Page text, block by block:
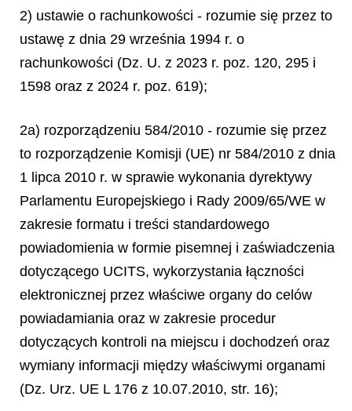
2) ustawie o rachunkowości - rozumie się przez to
ustawę z dnia 29 września 1994 r. o
rachunkowości (Dz. U. z 2023 r. poz. 120, 295 i
1598 oraz z 2024 r. poz. 619);
2a) rozporządzeniu 584/2010 - rozumie się przez
to rozporządzenie Komisji (UE) nr 584/2010 z dnia
1 lipca 2010 r. w sprawie wykonania dyrektywy
Parlamentu Europejskiego i Rady 2009/65/WE w
zakresie formatu i treści standardowego
powiadomienia w formie pisemnej i zaświadczenia
dotyczącego UCITS, wykorzystania łączności
elektronicznej przez właściwe organy do celów
powiadamiania oraz w zakresie procedur
dotyczących kontroli na miejscu i dochodzeń oraz
wymiany informacji między właściwymi organami
(Dz. Urz. UE L 176 z 10.07.2010, str. 16);